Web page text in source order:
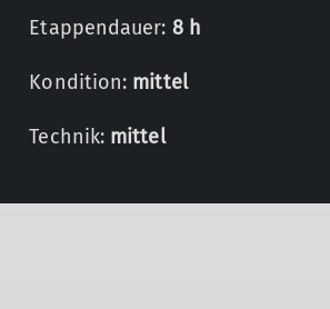
Etappendauer: 8 h
Kondition: mittel
Technik: mittel